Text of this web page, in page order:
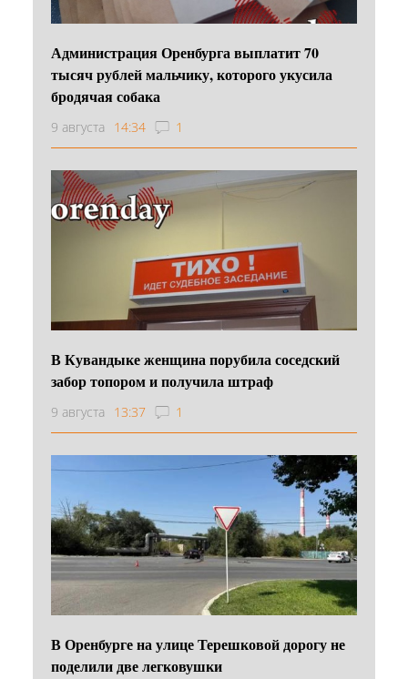
Администрация Оренбурга выплатит 70
тысяч рублей мальчику, которого укусила
бродячая собака
9 августа 14:34 1
В Кувандыке женщина порубила соседский
забор топором и получила штраф
9 августа 13:37 1
В Оренбурге на улице Терешковой дорогу не
поделили две легковушки